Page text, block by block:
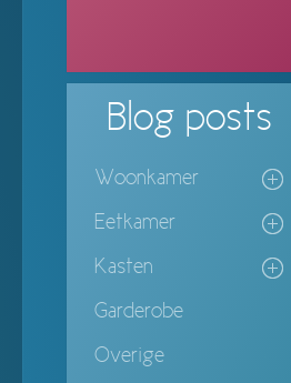
Blog posts
Woonkamer
Eetkamer
Kasten
Garderobe
Overige